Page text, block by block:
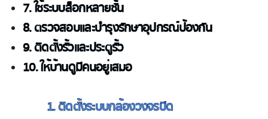
7. ใช้ระบบล็อกหลายชั้น
8. ตรวจสอบและบำรุงรักษาอุปกรณ์ป้องกัน
9. ติดตั้งรั้วและประตูรั้ว
10. ให้บ้านดูมีคนอยู่เสมอ
1. ติดตั้งระบบกล้องวงจรปิด